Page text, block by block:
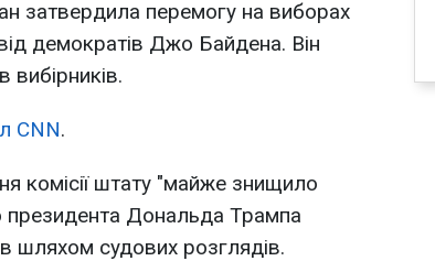
затвердила перемогу на виборах
демократів Джо Байдена. Він
вибірників.
CNN.
комісії штату "майже знищило
президента Дональда Трампа
шляхом судових розглядів.